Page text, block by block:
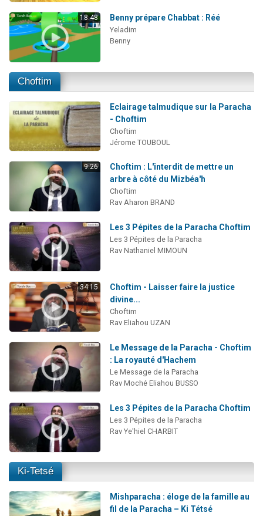
18:48 Benny prépare Chabbat : Réé
Yeladim
Benny
Choftim
Eclairage talmudique sur la Paracha
- Choftim
Choftim
Jérome TOUBOUL
9:26
Choftim : L'interdit de mettre un
arbre à côté du Mizbéa'h
Choftim
Rav Aharon BRAND
Les 3 Pépites de la Paracha Choftim
Les 3 Pépites de la Paracha
Rav Nathaniel MIMOUN
34:15
Choftim - Laisser faire la justice
divine...
Choftim
Rav Eliahou UZAN
Le Message de la Paracha - Choftim
: La royauté d'Hachem
Le Message de la Paracha
Rav Moché Eliahou BUSSO
Les 3 Pépites de la Paracha Choftim
Les 3 Pépites de la Paracha
Rav Ye'hiel CHARBIT
Ki-Tetsé
Mishparacha : éloge de la famille au
fil de la Paracha – Ki Tétsé